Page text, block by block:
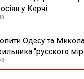
у Керчі
Одесу та
"русского